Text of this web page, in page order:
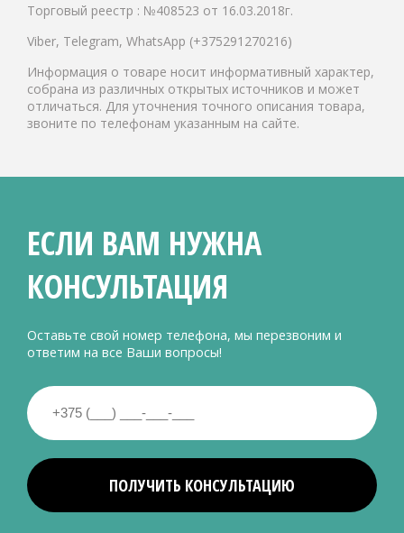
Торговый реестр : №408523 от 16.03.2018г.
Viber, Telegram, WhatsApp (+375291270216)
Информация о товаре носит информативный характер,
собрана из различных открытых источников и может
отличаться. Для уточнения точного описания товара,
звоните по телефонам указанным на сайте.
ЕСЛИ ВАМ НУЖНА
КОНСУЛЬТАЦИЯ
Оставьте свой номер телефона, мы перезвоним и
ответим на все Ваши вопросы!